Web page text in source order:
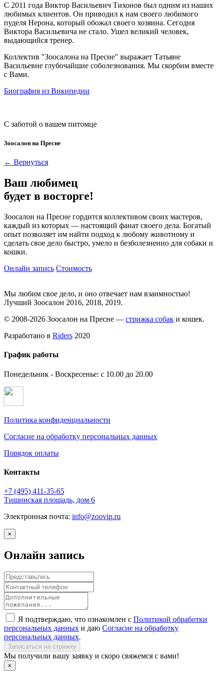
С 2011 года Виктор Васильевич Тихонов был одним из наших
любимых клиентов. Он приводил к нам своего любимого
пуделя Нерона, который обожал своего хозяина. Сегодня
Виктора Васильевича не стало. Ушел великий человек,
выдающийся тренер.
Коллектив "Зоосалона на Пресне" выражает Татьяне
Васильевне глубочайшие соболезнования. Мы скорбим вместе
с Вами.
Биография из Википедии
С заботой о вашем питомце
Зоосалон на Пресне
← Вернуться
Ваш любимец
будет в восторге!
Зоосалон на Пресне гордится коллективом своих мастеров,
каждый из которых — настоящий фанат своего дела. Богатый
опыт позволяет им найти подход к любому животному и
сделать свое дело быстро, умело и безболезненно для собаки и
кошки.
Онлайн запись Стоимость
Мы любим свое дело, и оно отвечает нам взаимностью!
Лучший Зоосалон 2016, 2018, 2019.
© 2008-2026 Зоосалон на Пресне — стрижка собак и кошек.
Разработано в Riders 2020
График работы
Понедельник - Воскресенье: с 10.00 до 20.00
Политика конфиденциальности
Согласие на обработку персональных данных
Порядок оплаты
Контакты
+7 (495) 411-35-65
Тишинская площадь, дом 6
Электронная почта: info@zoovip.ru
×
Онлайн запись
Я подтверждаю, что ознакомлен с Политикой обработки
персональных данных и даю Согласие на обработку
персональных данных.
Записаться на стрижку
Мы получили вашу заявку и скоро свяжемся с вами!
×